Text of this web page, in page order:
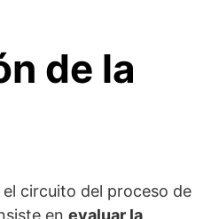
de la
circuito del proceso de
en evaluar la